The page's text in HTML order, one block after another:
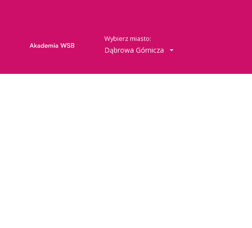
Wybierz miasto:
Dąbrowa Górnicza